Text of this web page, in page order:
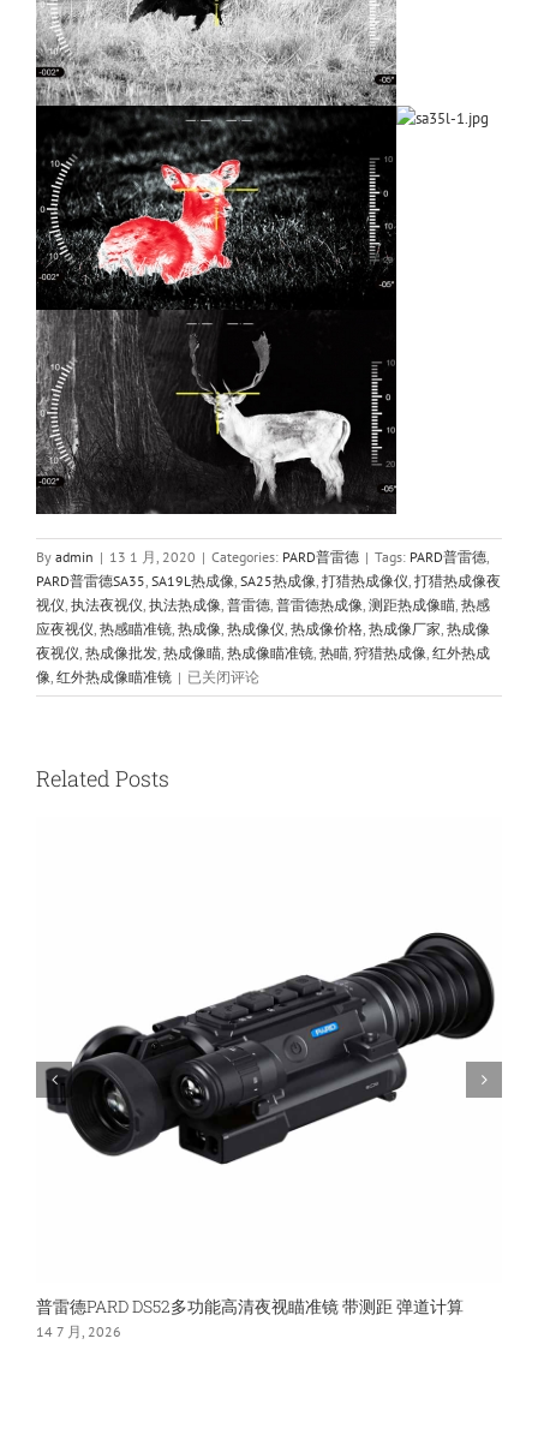
By admin | 13 1 月, 2020 | Categories: PARD普雷德 | Tags: PARD普雷德,
PARD普雷德SA35, SA19L热成像, SA25热成像, 打猎热成像仪, 打猎热成像夜
视仪, 执法夜视仪, 执法热成像, 普雷德, 普雷德热成像, 测距热成像瞄, 热感
应夜视仪, 热感瞄准镜, 热成像, 热成像仪, 热成像价格, 热成像厂家, 热成像
夜视仪, 热成像批发, 热成像瞄, 热成像瞄准镜, 热瞄, 狩猎热成像, 红外热成
像, 红外热成像瞄准镜 | PARD
普
热
瞄
已关闭评论
Related Posts
普雷德PARD DS52多功能高清夜视瞄准镜 带测距 弹道计算
14 7 月, 2026